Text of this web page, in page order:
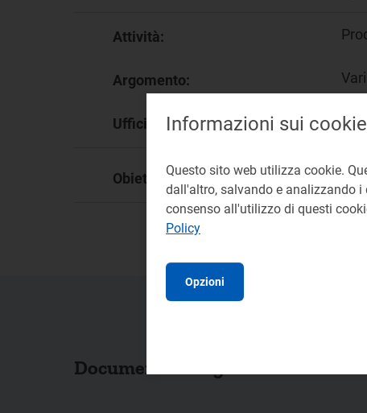
Attività:
Argomento:
Ufficio responsabile:
Obiettivo Strategico:
Documenti collegati
Informazioni sui
Questo sito web utilizza cookie.
dall'altro, salvando e analizzando
consenso all'utilizzo di questi
Policy
Opzioni